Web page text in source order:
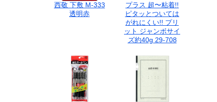
西敬 下敷 M-333
透明赤
プラス 超〜粘着!!
ピタッとついては
がれにくい!! プリ
ット ジャンボサイ
ズ約40g 29-708